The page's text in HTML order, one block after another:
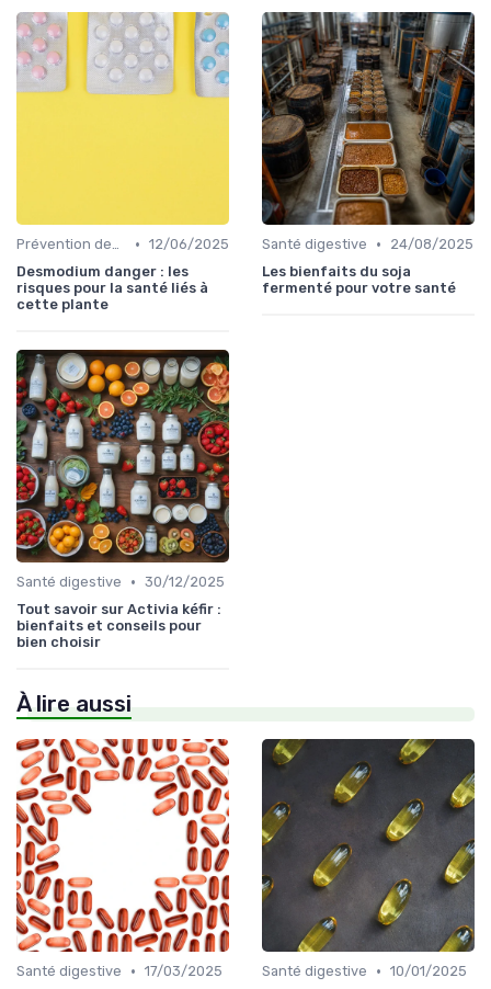
Prévention des maladies • 12/06/2025
Desmodium danger : les
risques pour la santé liés à
cette plante
Santé digestive •
24/08/2025
Les bienfaits du soja
fermenté pour votre santé
Santé digestive • 30/12/2025
Tout savoir sur Activia kéfir :
bienfaits et conseils pour
bien choisir
À lire aussi
Santé digestive • 17/03/2025
Santé digestive • 10/01/2025